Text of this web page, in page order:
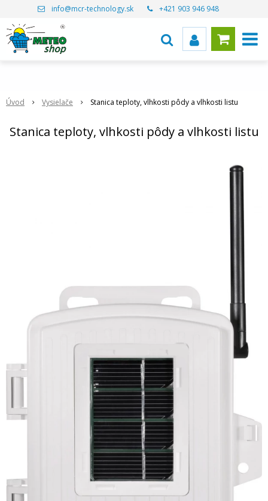
info@mcr-technology.sk +421 903 946 948
Úvod Vysielače Stanica teploty, vlhkosti pôdy a vlhkosti listu
Stanica teploty, vlhkosti pôdy a vlhkosti listu